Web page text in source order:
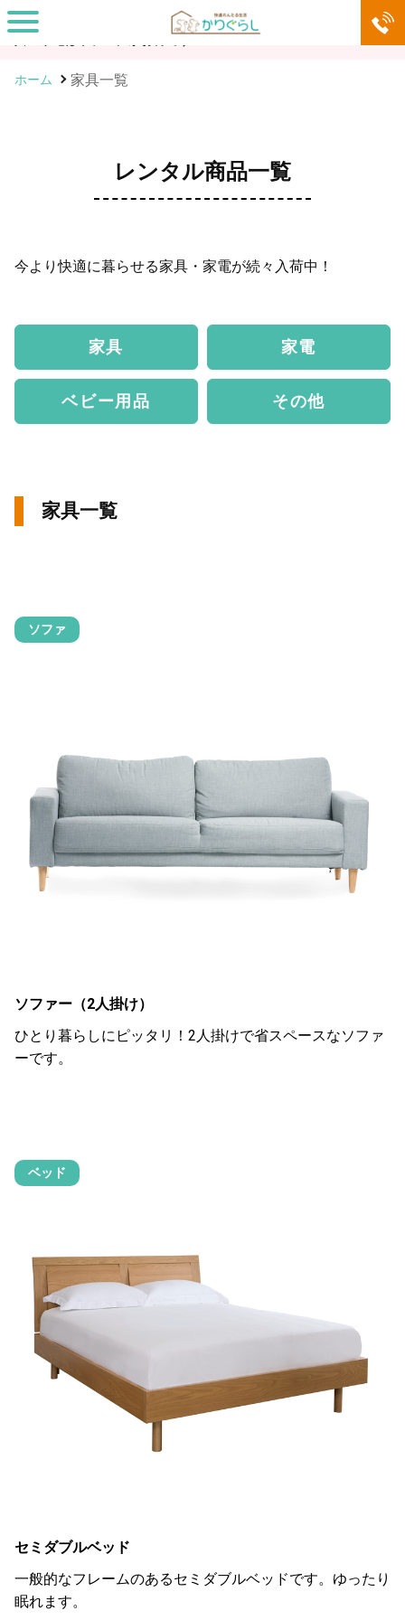
家具・家電サブスク「快適れんたる生活 かりぐらし」。必要な家
ホーム 家具一覧
レンタル商品一覧
今より快適に暮らせる家具・家電が続々入荷中！
家具 家電
ベビー用品 その他
家具一覧
ソファ
ソファー（2人掛け）
ひとり暮らしにピッタリ！2人掛けで省スペースなソファ
ーです。
ベッド
セミダブルベッド
一般的なフレームのあるセミダブルベッドです。ゆったり
眠れます。